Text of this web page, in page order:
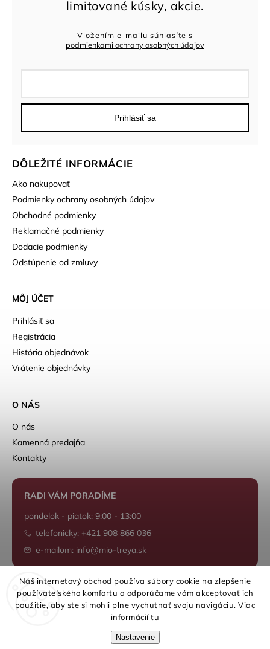
Náš internetový obchod používa súbory cookie na zlepšenie
používateľského komfortu a odporúčame vám akceptovať ich
použitie, aby ste si mohli plne vychutnať svoju navigáciu. Viac
informáciítu
Nastavenie
DÔLEŽITÉ INFORMÁCIE
Ako nakupovať
Podmienky ochrany osobných údajov
Obchodné podmienky
Reklamačné podmienky
Dodacie podmienky
Odstúpenie od zmluvy
MÔJ ÚČET
Prihlásiť sa
Registrácia
História objednávok
Vrátenie objednávky
Vložením e-mailu súhlasíte s
podmienkami ochrany osobných údajov
Prihlásiť sa
O NÁS
O nás
Kamenná predajňa
Kontakty
RADI VÁM PORADÍME
pondelok - piatok: 9:00 - 13:00
telefonicky: +421 908 866 036
e-mailom: info@mio-treya.sk
Shoptet.sk